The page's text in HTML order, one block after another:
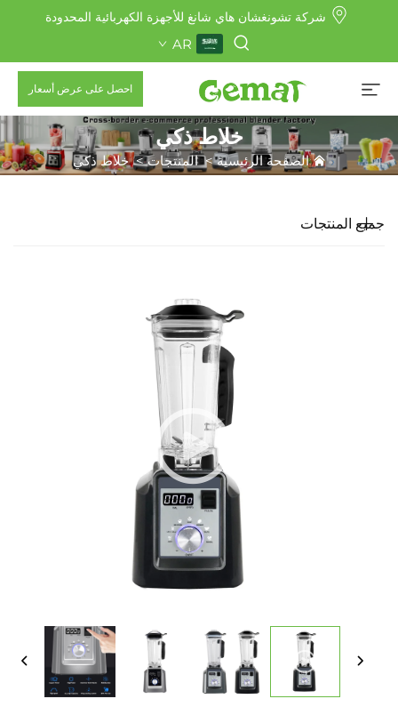
شركة تشونغشان هاي شانغ للأجهزة الكهربائية المحدودة
AR
احصل على عرض أسعار
خلاط ذكي
الصفحة الرئيسية>المنتجات>خلاط ذكي
جميع المنتجات